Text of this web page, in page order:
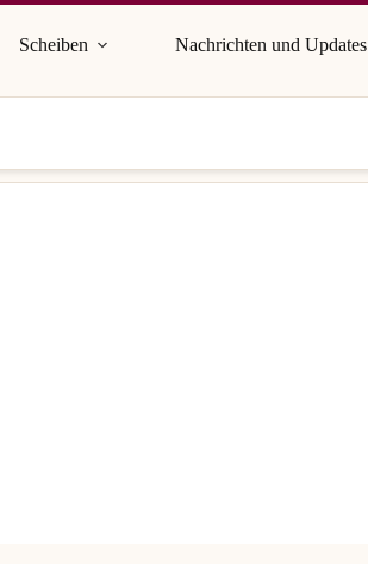
Scheiben Nachrichten und Updates